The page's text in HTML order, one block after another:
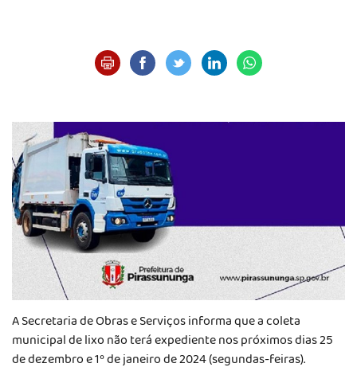
A Secretaria de Obras e Serviços informa que a coleta
municipal de lixo não terá expediente nos próximos dias 25
de dezembro e 1º de janeiro de 2024 (segundas-feiras).